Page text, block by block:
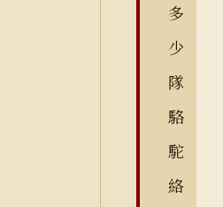
多
少
隊
駱
駝
絡